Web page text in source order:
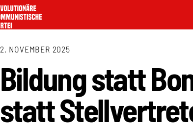
2. NOVEMBER 2025
Bildung statt
statt